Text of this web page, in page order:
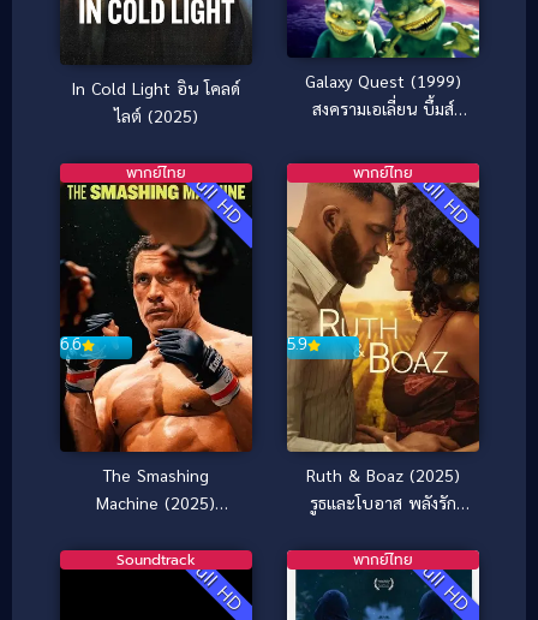
In Cold Light อิน โคลด์
ไลต์ (2025)
Galaxy Quest (1999)
สงครามเอเลี่ยน บึ้มส์
Full HD
6.6
พากย์ไทย
The Smashing
Machine (2025)
เดือด
Full HD
5.9
พากย์ไทย
Ruth & Boaz (2025)
รูธและโบอาส พลังรัก
Full HD
Soundtrack Full HD
พากย์ไทย